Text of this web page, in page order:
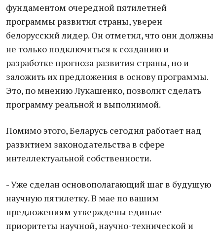
фундаментом очередной пятилетней
программы развития страны, уверен
белорусский лидер. Он отметил, что они должны
не только подключиться к созданию и
разработке прогноза развития страны, но и
заложить их предложения в основу программы.
Это, по мнению Лукашенко, позволит сделать
программу реальной и выполнимой.
Помимо этого, Беларусь сегодня работает над
развитием законодательства в сфере
интеллектуальной собственности.
- Уже сделан основополагающий шаг в будущую
научную пятилетку. В мае по вашим
предложениям утверждены единые
приоритеты научной, научно-технической и